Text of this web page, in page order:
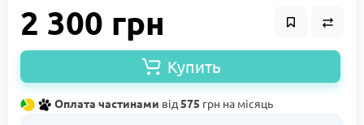
2 300 грн
Купить
Оплата частинами від575 грн на місяць